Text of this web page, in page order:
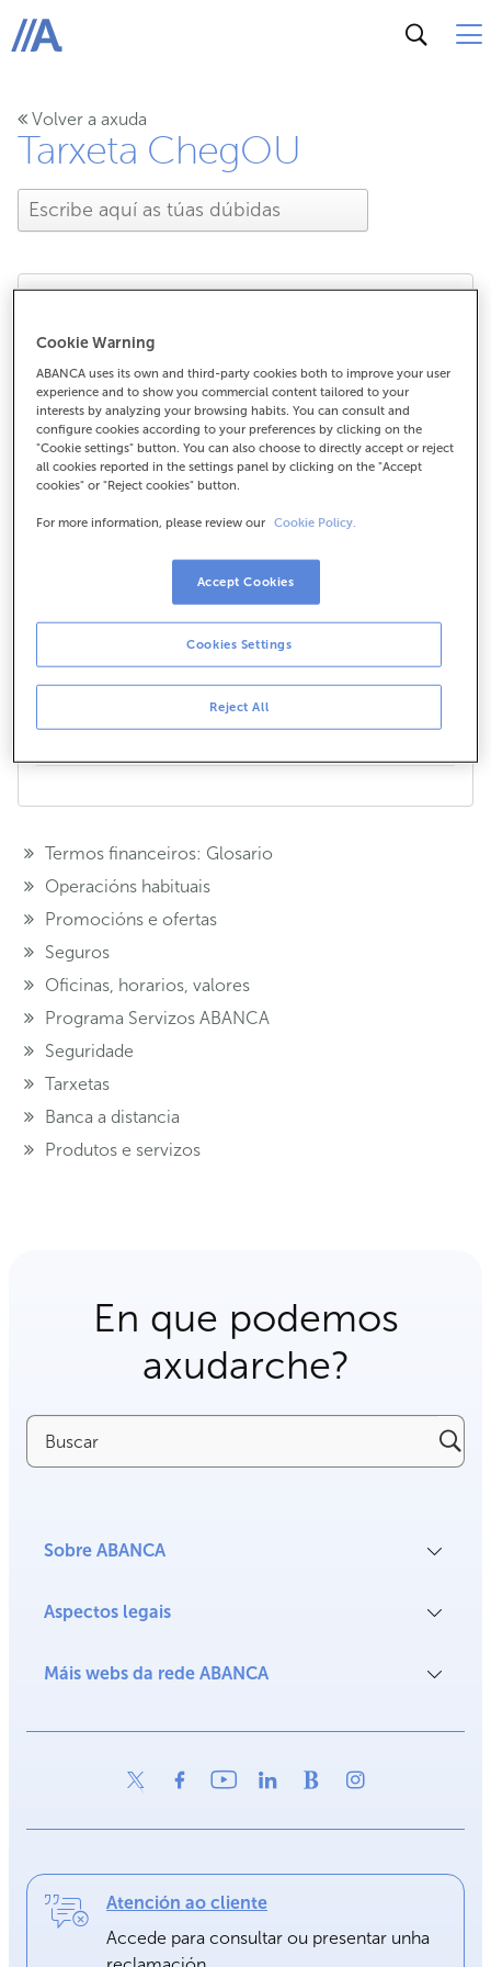
ABANCA
Volver a axuda
Tarxeta ChegOU
Onde podo utilizar a
tarxeta ChegOU?
Onde podo utilizar a tarxeta ChegOU?
Esta tarxeta só se pode usar en farmacias e
medio de retirada de efectivo en caixeiros
automáticos, oficinas bancarias nin en ningunha
¿Te hemos ayudado?
Compártelo en...
Termos financeiros: Glosario
Operacións habituais
Promocións e ofertas
Seguros
Oficinas, horarios, valores
Programa Servizos ABANCA
Seguridade
Tarxetas
Banca a distancia
Produtos e servizos
En que podemos
axudarche?
Buscar
Sobre ABANCA
Aspectos legais
Máis webs da rede ABANCA
Atención ao cliente
Accede para consultar ou presentar unha
Cookie Warning
ABANCA uses its own and third-party cookies both to improve your user
experience and to show you commercial content tailored to your
interests by analyzing your browsing habits. You can consult and
configure cookies according to your preferences by clicking on the
"Cookie settings" button. You can also choose to directly accept or reject
all cookies reported in the settings panel by clicking on the "Accept
cookies" or "Reject cookies" button.
For more information, please review our Cookie Policy.
Reject All
Cookies Settings
Accept Cookies